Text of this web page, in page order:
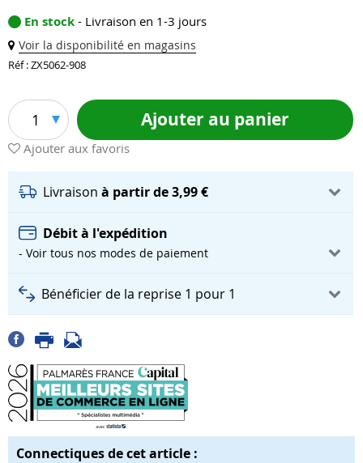
En stock - Livraison en 1-3 jours
Voir la disponibilité en magasins
Réf : ZX5062-908
1 Ajouter au panier
Ajouter aux favoris
Livraison à partir de 3,99 €
Débit à l'expédition
- Voir tous nos modes de paiement
Bénéficier de la reprise 1 pour 1
Connectiques de cet article :